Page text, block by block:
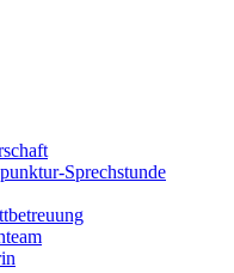
Sprechstunde